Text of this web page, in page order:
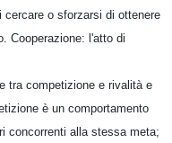
o sforzarsi di ottenere
Cooperazione: l'atto di
tra competizione e rivalità e
è un comportamento
concorrenti alla stessa meta;